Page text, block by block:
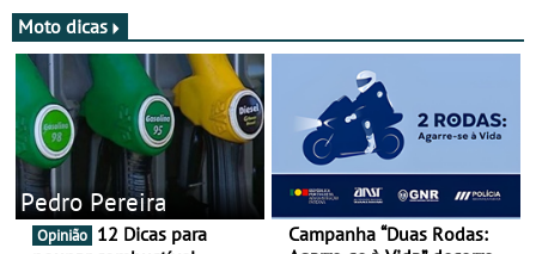
Moto dicas
Pedro Pereira
Opinião
Campanha “Duas Rodas: